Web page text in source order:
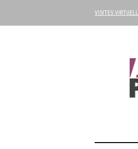
VISITES